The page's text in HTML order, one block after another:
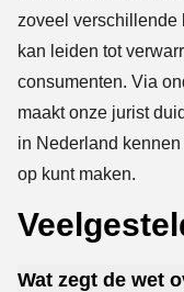
zoveel verschillende
kan leiden tot
consumenten. Via
maakt onze jurist
in Nederland
op kunt maken.
Wat zegt de wet